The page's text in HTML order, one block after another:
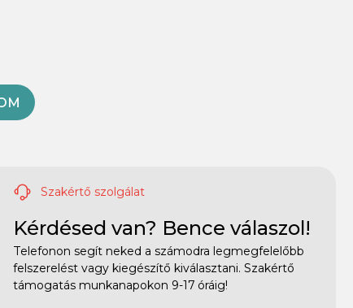
Szakértő szolgálat
Kérdésed van? Bence válaszol!
Telefonon segít neked a számodra legmegfelelőbb
felszerelést vagy kiegészítő kiválasztani. Szakértő
támogatás munkanapokon 9-17 óráig!